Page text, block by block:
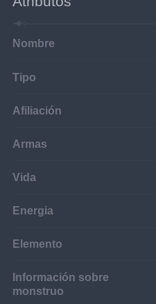
Nombre
Tipo
Afiliación
Armas
Vida
Energia
Elemento
Información sobre
monstruo